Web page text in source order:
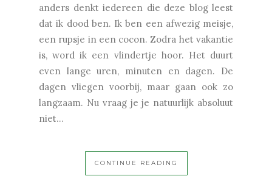
anders denkt iedereen die deze blog leest
dat ik dood ben. Ik ben een afwezig meisje,
een rupsje in een cocon. Zodra het vakantie
is, word ik een vlindertje hoor. Het duurt
even lange uren, minuten en dagen. De
dagen vliegen voorbij, maar gaan ook zo
langzaam. Nu vraag je je natuurlijk absoluut
niet...
CONTINUE READING